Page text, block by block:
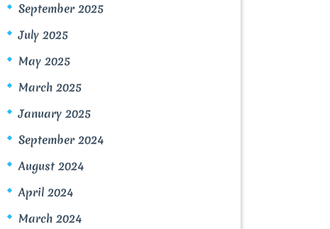
September 2025
July 2025
May 2025
March 2025
January 2025
September 2024
August 2024
April 2024
March 2024